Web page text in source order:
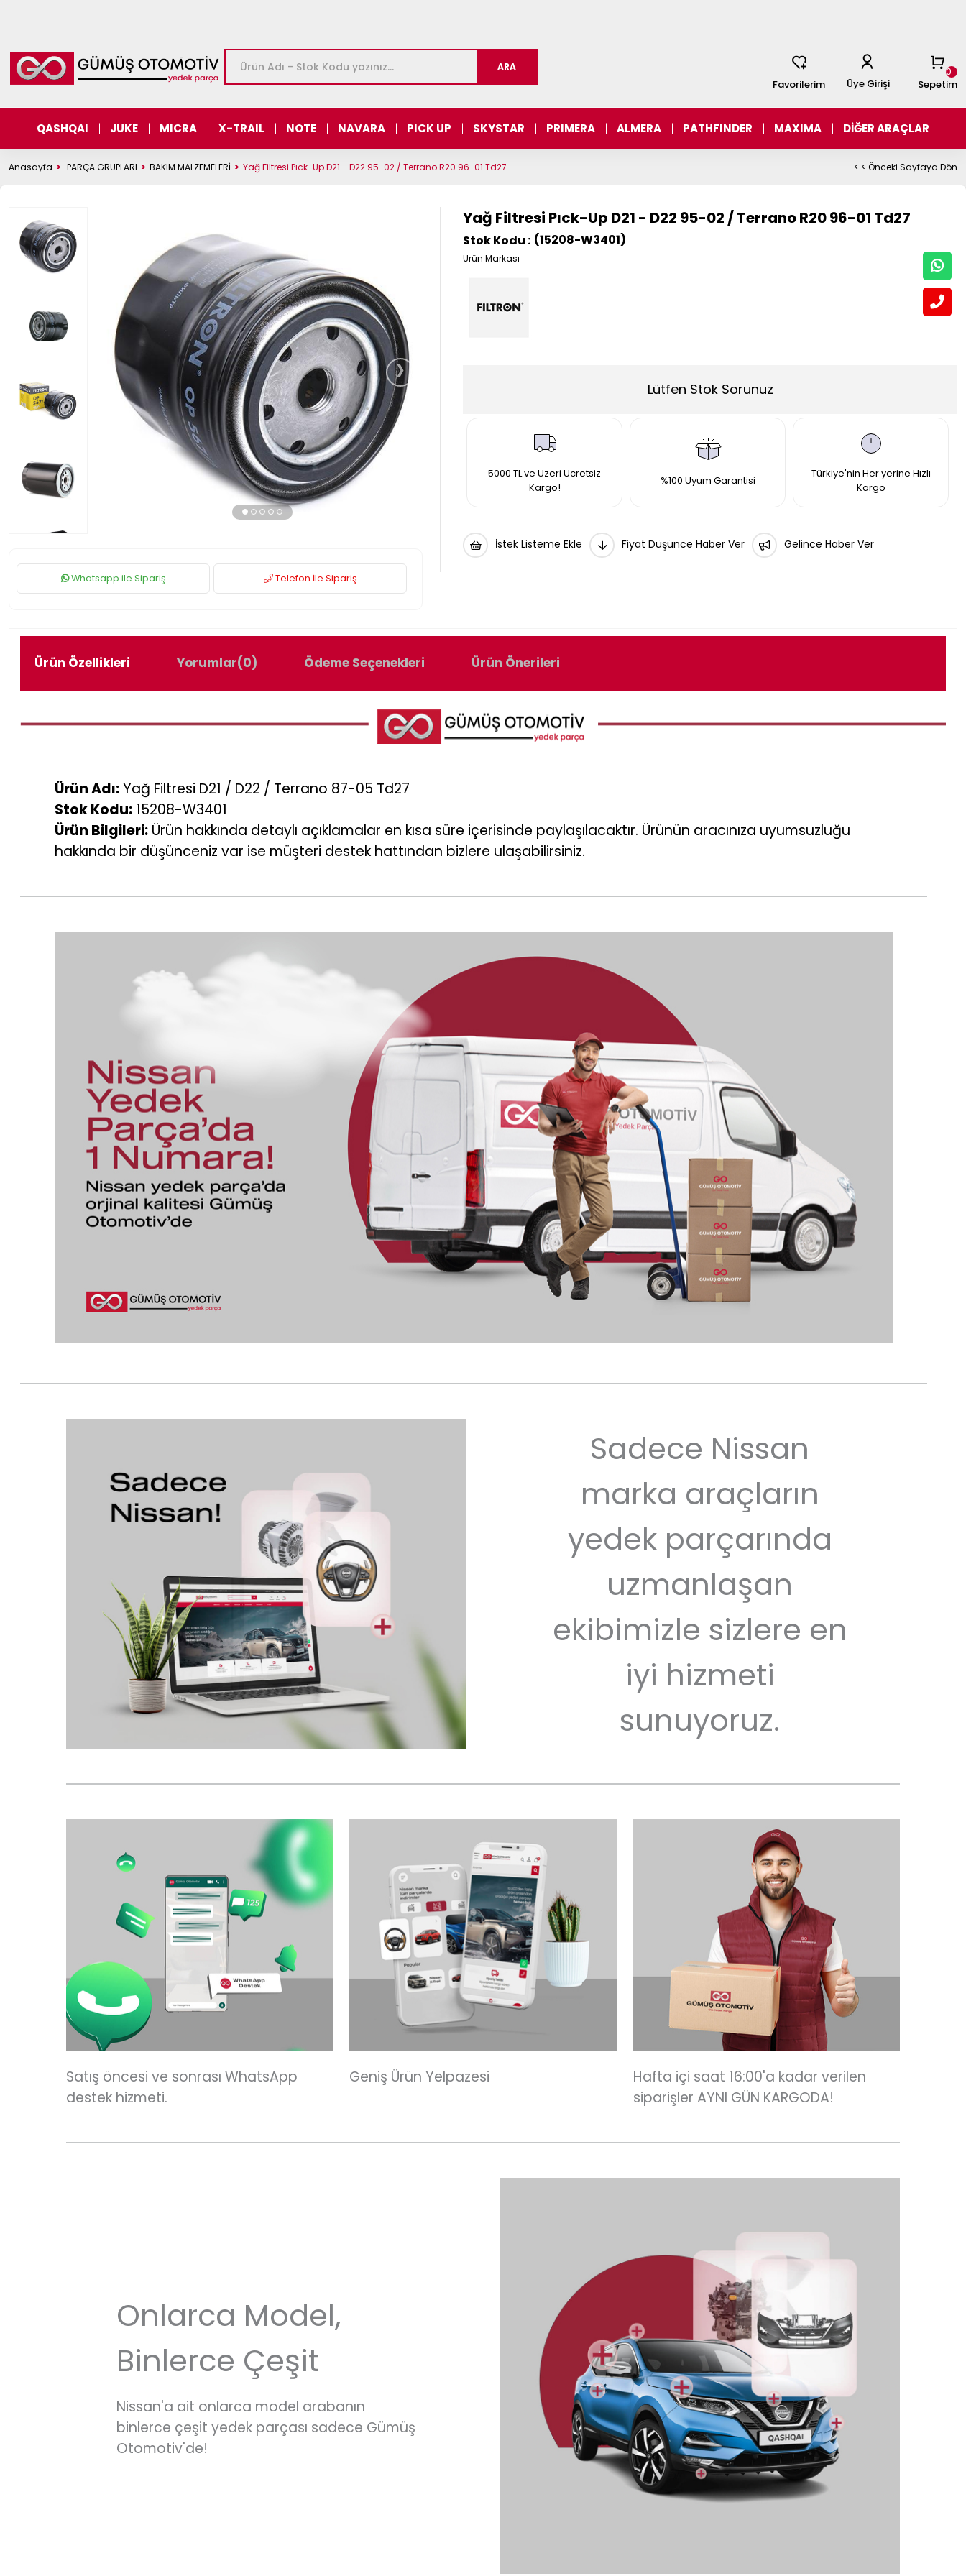
Sepetim
0
Favorilerim
Üye Girişi
QASHQAI JUKE MICRA X-TRAIL NOTE NAVARA PICK UP SKYSTAR PRIMERA ALMERA PATHFINDER MAXIMA DİĞER ARAÇLAR
Anasayfa PARÇA GRUPLARI BAKIM MALZEMELERİ Yağ Filtresi Pıck-Up D21 - D22 95-02 / Terrano R20 96-01 Td27 < < Önceki Sayfaya Dön
›
Whatsapp ile Sipariş Telefon İle Sipariş
Yağ Filtresi Pıck-Up D21 - D22 95-02 / Terrano R20 96-01 Td27
(15208-W3401)
Lütfen Stok Sorunuz
5000 TL ve Üzeri Ücretsiz
Kargo!
%100 Uyum Garantisi
Türkiye'nin Her yerine Hızlı
Kargo
İstek Listeme Ekle Fiyat Düşünce Haber Ver Gelince Haber Ver
Ürün Özellikleri Yorumlar(0) Ödeme Seçenekleri Ürün Önerileri
Ürün Adı:Yağ Filtresi D21 / D22 / Terrano 87-05 Td27
Stok Kodu: 15208-W3401
Ürün Bilgileri: Ürün hakkında detaylı açıklamalar en kısa süre içerisinde paylaşılacaktır. Ürünün aracınıza uyumsuzluğu
hakkında bir düşünceniz var ise müşteri destek hattından bizlere ulaşabilirsiniz.
Sadece Nissan
marka araçların
yedek parçarında
uzmanlaşan
ekibimizle sizlere en
iyi hizmeti
sunuyoruz.
Satış öncesi ve sonrası WhatsApp
destek hizmeti.
Geniş Ürün Yelpazesi
Hafta içi saat 16:00'a kadar verilen
siparişler AYNI GÜN KARGODA!
Onlarca Model,
Binlerce Çeşit
Nissan'a ait onlarca model arabanın
binlerce çeşit yedek parçası sadece Gümüş
Otomotiv'de!